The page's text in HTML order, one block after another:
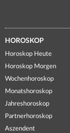
HOROSKOP
Horoskop Heute
Horoskop Morgen
Wochenhoroskop
Monatshoroskop
Jahreshoroskop
Partnerhoroskop
Aszendent